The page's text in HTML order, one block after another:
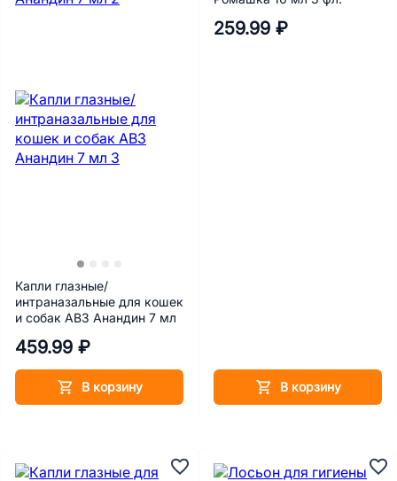
Капли глазные/
интраназальные для кошек
и собак АВЗ Анандин 7 мл
459.99 ₽
В корзину
259.99 ₽
В корзину